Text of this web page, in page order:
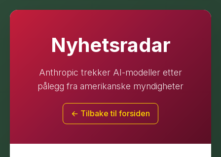
Nyhetsradar
Anthropic trekker AI-modeller etter
pålegg fra amerikanske myndigheter
← Tilbake til forsiden